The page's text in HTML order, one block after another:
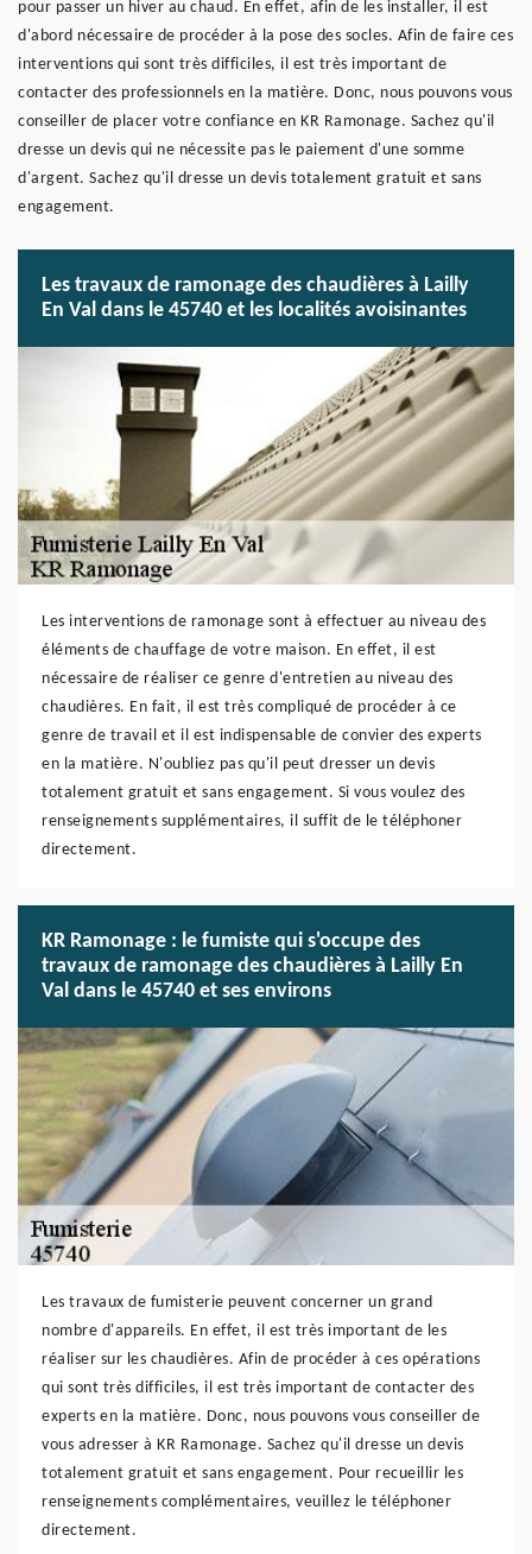
pour passer un hiver au chaud. En effet, afin de les installer, il est
d'abord nécessaire de procéder à la pose des socles. Afin de faire ces
interventions qui sont très difficiles, il est très important de
contacter des professionnels en la matière. Donc, nous pouvons vous
conseiller de placer votre confiance en KR Ramonage. Sachez qu'il
dresse un devis qui ne nécessite pas le paiement d'une somme
d'argent. Sachez qu'il dresse un devis totalement gratuit et sans
engagement.
Les travaux de ramonage des chaudières à Lailly
En Val dans le 45740 et les localités avoisinantes
Les interventions de ramonage sont à effectuer au niveau des
éléments de chauffage de votre maison. En effet, il est
nécessaire de réaliser ce genre d'entretien au niveau des
chaudières. En fait, il est très compliqué de procéder à ce
genre de travail et il est indispensable de convier des experts
en la matière. N'oubliez pas qu'il peut dresser un devis
totalement gratuit et sans engagement. Si vous voulez des
renseignements supplémentaires, il suffit de le téléphoner
directement.
KR Ramonage : le fumiste qui s'occupe des
travaux de ramonage des chaudières à Lailly En
Val dans le 45740 et ses environs
Les travaux de fumisterie peuvent concerner un grand
nombre d'appareils. En effet, il est très important de les
réaliser sur les chaudières. Afin de procéder à ces opérations
qui sont très difficiles, il est très important de contacter des
experts en la matière. Donc, nous pouvons vous conseiller de
vous adresser à KR Ramonage. Sachez qu'il dresse un devis
totalement gratuit et sans engagement. Pour recueillir les
renseignements complémentaires, veuillez le téléphoner
directement.